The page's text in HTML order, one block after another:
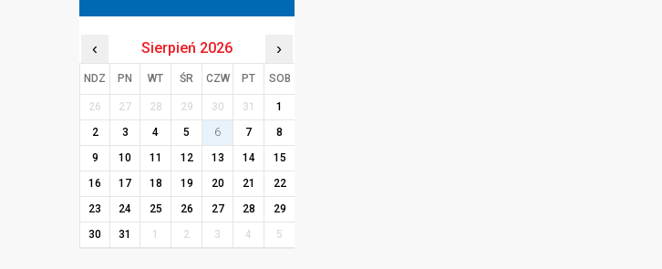
‹ Sierpień 2026 ›
NDZ PN WT ŚR CZW PT SOB
26 27 28 29 30 31
1
2
3 4 5 6 7
8
9
10 11 12 13 14
15
16
17 18 19 20 21
22
23
24 25 26 27 28
29
30
31 1 2 3 4 5